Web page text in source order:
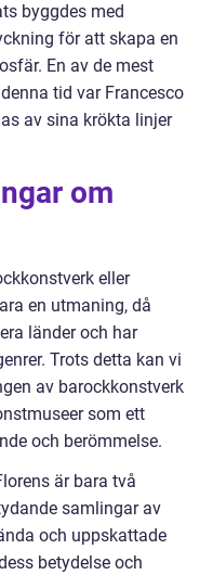
byggdes med
för att skapa en
En av de mest
tid var Francesco
av sina krökta linjer
om
eller
en utmaning, då
länder och har
Trots detta kan vi
av barockkonstverk
som ett
och berömmelse.
är bara två
samlingar av
och uppskattade
betydelse och